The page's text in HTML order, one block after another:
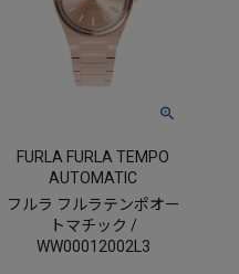
FURLA FURLA TEMPO
AUTOMATIC
フルラ フルラテンポオー
トマチック /
WW00012002L3